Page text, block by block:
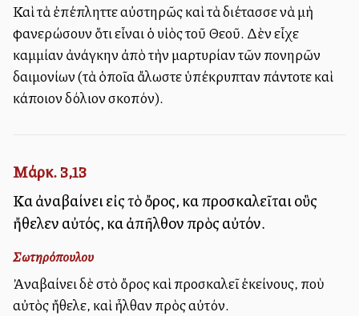
Καὶ τὰ ἐπέπληττε αὐστηρῶς καὶ τὰ διέτασσε νὰ μὴ
φανερώσουν ὅτι εἶναι ὁ υἱὸς τοῦ Θεοῦ. Δὲν εἶχε
καμμίαν ἀνάγκην ἀπὸ τὴν μαρτυρίαν τῶν πονηρῶν
δαιμονίων (τὰ ὁποῖα ἄλωστε ὑπέκρυπταν πάντοτε καὶ
κάποιον δόλιον σκοπόν).
Μάρκ. 3,13
Καὶ ἀναβαίνει εἰς τὸ ὄρος, καὶ προσκαλεῖται οὓς
ἤθελεν αὐτός, καὶ ἀπῆλθον πρὸς αὐτόν.
Σωτηρόπουλου
Ἀναβαίνει δὲ στὸ ὄρος καὶ προσκαλεῖ ἐκείνους, ποὺ
αὐτὸς ἤθελε, καὶ ἦλθαν πρὸς αὐτόν.